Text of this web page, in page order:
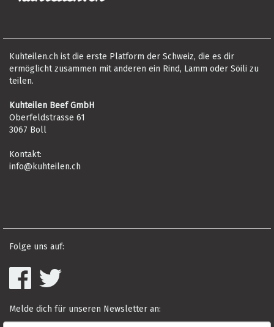
Kuhteilen.ch ist die erste Platform der Schweiz, die es dir
ermöglicht zusammen mit anderen ein Rind, Lamm oder Söili zu
teilen.
Kuhteilen Beef GmbH
Oberfeldstrasse 61
3067 Boll
Kontakt:
info@kuhteilen.ch
Folge uns auf:
Melde dich für unseren Newsletter an: